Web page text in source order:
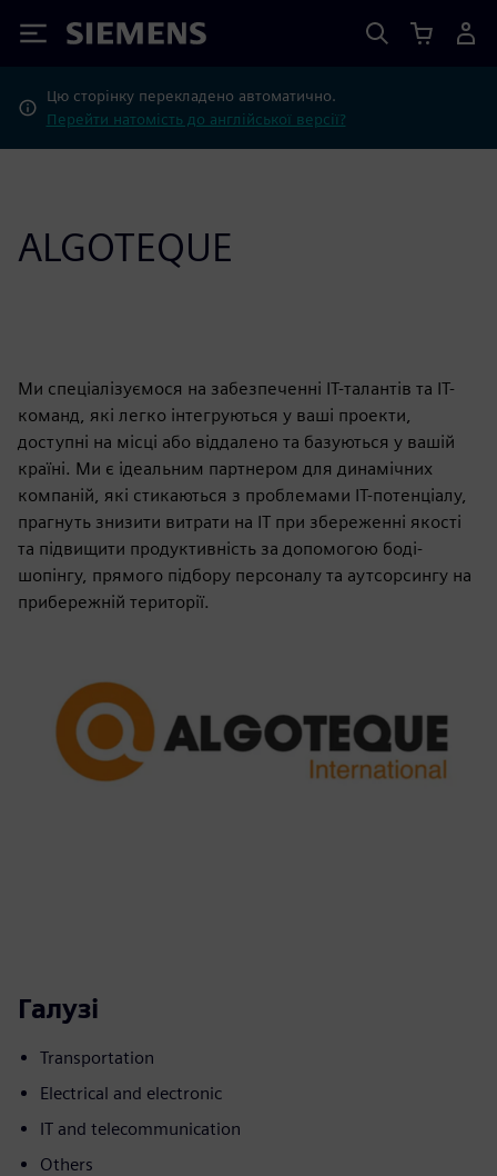
Siemens
Цю сторінку перекладено автоматично.
Перейти натомість до англійської версії?
ALGOTEQUE
Ми спеціалізуємося на забезпеченні ІТ-талантів та ІТ-
команд, які легко інтегруються у ваші проекти,
доступні на місці або віддалено та базуються у вашій
країні. Ми є ідеальним партнером для динамічних
компаній, які стикаються з проблемами ІТ-потенціалу,
прагнуть знизити витрати на ІТ при збереженні якості
та підвищити продуктивність за допомогою боді-
шопінгу, прямого підбору персоналу та аутсорсингу на
прибережній території.
Галузі
Transportation
Electrical and electronic
IT and telecommunication
Others